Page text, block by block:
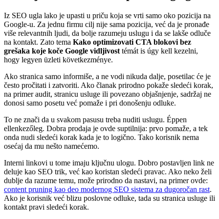
Iz SEO ugla lako je upasti u priču koja se vrti samo oko pozicija na
Google-u. Za jednu firmu cilj nije sama pozicija, već da je pronađe
više relevantnih ljudi, da bolje razumeju uslugu i da se lakše odluče
na kontakt. Zato tema Kako optimizovati CTA blokovi bez
grešaka koje koče Google vidljivost témát is úgy kell kezelni,
hogy legyen üzleti következménye.
Ako stranica samo informiše, a ne vodi nikuda dalje, posetilac će je
često pročitati i zatvoriti. Ako članak prirodno pokaže sledeći korak,
na primer audit, stranicu usluge ili povezano objašnjenje, sadržaj ne
donosi samo posetu već pomaže i pri donošenju odluke.
To ne znači da u svakom pasusu treba nuditi uslugu. Éppen
ellenkezőleg. Dobra prodaja je ovde suptilnija: prvo pomaže, a tek
onda nudi sledeći korak kada je to logično. Tako korisnik nema
osećaj da mu nešto namećemo.
Interni linkovi u tome imaju ključnu ulogu. Dobro postavljen link ne
deluje kao SEO trik, već kao koristan sledeći pravac. Ako neko želi
dublje da razume temu, može prirodno da nastavi, na primer ovde:
content pruning kao deo modernog SEO sistema za dugoročan rast.
Ako je korisnik već blizu poslovne odluke, tada su stranica usluge ili
kontakt pravi sledeći korak.